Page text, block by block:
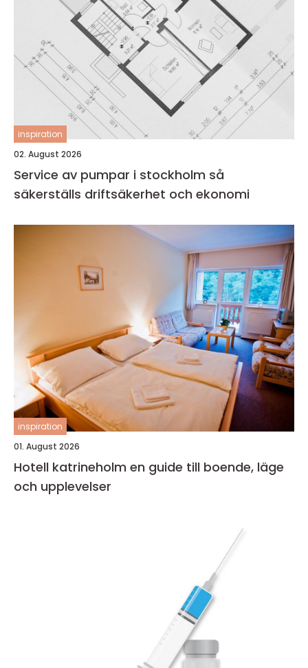
inspiration
02. August 2026
Service av pumpar i stockholm så
säkerställs driftsäkerhet och ekonomi
inspiration
01. August 2026
Hotell katrineholm en guide till boende, läge
och upplevelser